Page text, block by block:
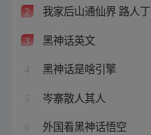
2 我家后山通仙界 路人丁
3 黑神话英文
4 黑神话是啥引擎
5 岑寨散人其人
6 外国看黑神话悟空